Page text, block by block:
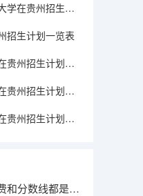
2025甘肃林业职业技术大学在贵州招生计划一览表
招生计划一览表
2025遂宁工程职业学院在贵州招生计划一览表
2025宜昌科技职业学院在贵州招生计划一览表
2025柳州职业技术大学在贵州招生计划一览表
黑大三表 的学费和分数线都是多少哇 要08的 谢了